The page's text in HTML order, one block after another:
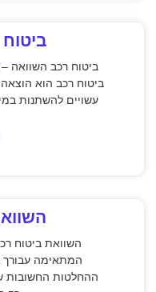
ביטוח רכב השוואה –
ביטוח רכב הוא
עשויים להשתנות
השוואת ביטוח
המתאימה עבורך
ההחלטות החשובות